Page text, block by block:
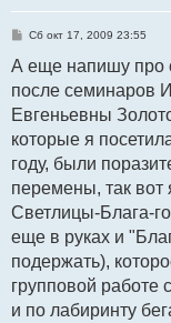
С
о
б
щ
е
н
е
Сб окт 17, 2009 23:55
А еще напишу про
после семинаров
Евгеньевны
которые я
году, были
перемены, так вот
Светлицы-Блага-
еще в руках и
подержать),
групповой
и по лабиринту